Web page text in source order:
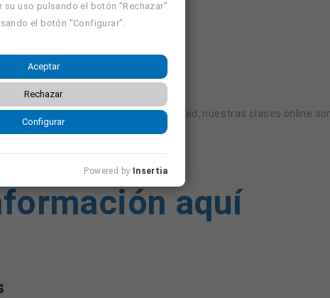
pero necesitas flexibilidad y comodidad, nuestras clases online
lugar.
aquí
su uso pulsando el botón "Rechazar"
el botón "Configurar".
Aceptar
Rechazar
Configurar
Powered by Insertia